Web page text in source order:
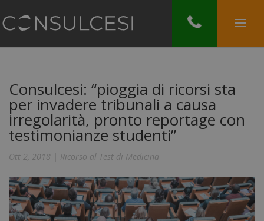
Consulcesi: “pioggia di ricorsi sta
per invadere tribunali a causa
irregolarità, pronto reportage con
testimonianze studenti”
Ott 2, 2018 Ricorso al Test di Medicina